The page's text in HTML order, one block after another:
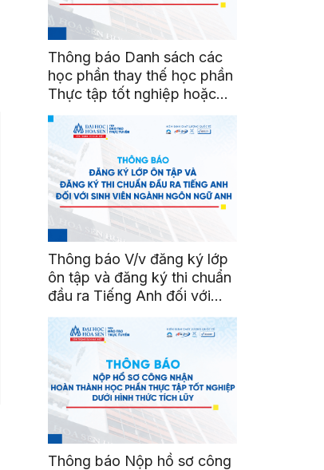
Thông báo Danh sách các
học phần thay thế học phần
Thực tập tốt nghiệp hoặc
Khóa luận tốt nghiệp
Thông báo V/v đăng ký lớp
ôn tập và đăng ký thi chuẩn
đầu ra Tiếng Anh đối với
sinh viên ngành Ngôn ngữ
Anh
Thông báo Nộp hồ sơ công